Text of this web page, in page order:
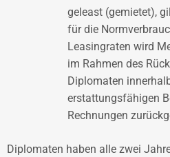
geleast (gemietet),
für die
Leasingraten wird
im Rahmen des
Diplomaten
erstattungsfähigen
Rechnungen
Diplomaten haben alle zwei